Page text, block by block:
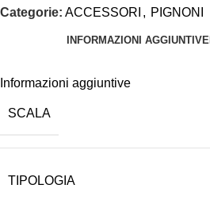
Categorie: ACCESSORI , PIGNONI
INFORMAZIONI AGGIUNTIVE
Informazioni aggiuntive
SCALA
TIPOLOGIA